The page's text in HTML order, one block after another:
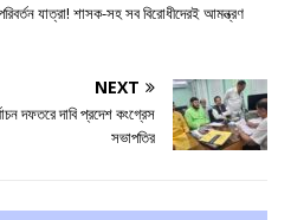
পরিবর্তন যাত্রা! শাসক-সহ সব বিরোধীদেরই আমন্ত্রণ
NEXT
দফতরে দাবি প্রদেশ কংগ্রেস
সভাপতির